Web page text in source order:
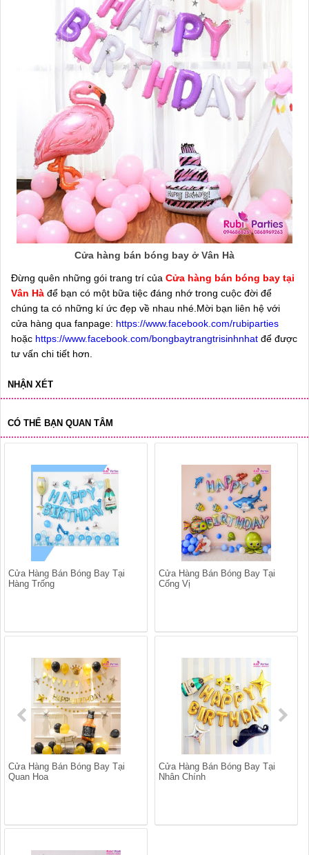
Cửa hàng bán bóng bay ở Vân Hà
Đừng quên những gói trang trí của Cửa hàng bán bóng bay tại
Vân Hà để bạn có một bữa tiệc đáng nhớ trong cuộc đời để
chúng ta có những kí ức đẹp về nhau nhé.Mời bạn liên hệ với
cửa hàng qua fanpage: https://www.facebook.com/rubiparties
hoặc https://www.facebook.com/bongbaytrangtrisinhnhat để được
tư vấn chi tiết hơn.
NHẬN XÉT
CÓ THỂ BẠN QUAN TÂM
Cửa Hàng Bán Bóng Bay Tại
Hàng Trống
Cửa Hàng Bán Bóng Bay Tại
Cống Vị
Cửa Hàng Bán Bóng Bay Tại
Quan Hoa
Cửa Hàng Bán Bóng Bay Tại
Nhân Chính